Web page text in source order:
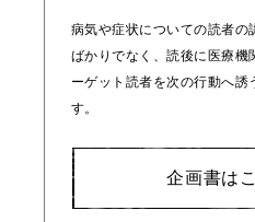
病気や症状についての読者の
ばかりでなく、読後に医療機
ーゲット読者を次の行動へ誘
す。
企画書は